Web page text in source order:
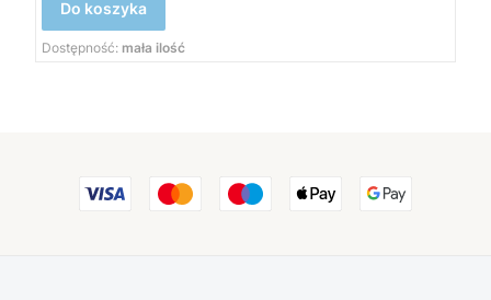
Do koszyka
Dostępność: mała ilość